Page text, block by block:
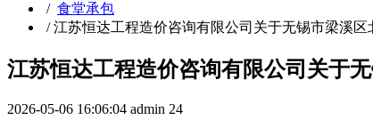
/ 食堂承包
/江苏恒达工程造价咨询有限公司关于无锡市梁溪
江苏恒达工程造价咨询有限公司关于
2026-05-06 16:06:04 admin 24